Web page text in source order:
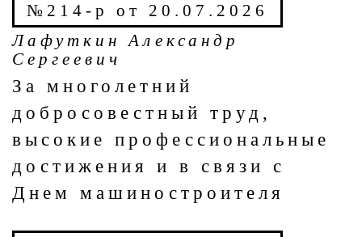
№214-р от 20.07.2026
Лафуткин Александр
Сергеевич
За многолетний
добросовестный труд,
высокие профессиональные
достижения и в связи с
Днем машиностроителя